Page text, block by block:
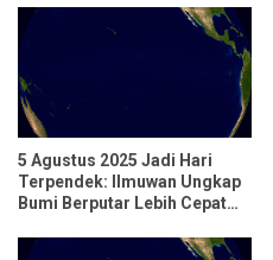
5 Agustus 2025 Jadi Hari
Terpendek: Ilmuwan Ungkap
Bumi Berputar Lebih Cepat